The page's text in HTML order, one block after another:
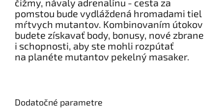
čižmy, návaly adrenalínu - cesta za
pomstou bude vydláždená hromadami tiel
mŕtvych mutantov. Kombinovaním útokov
budete získavať body, bonusy, nové zbrane
i schopnosti, aby ste mohli rozpútať
na planéte mutantov pekelný masaker.
Dodatočné parametre